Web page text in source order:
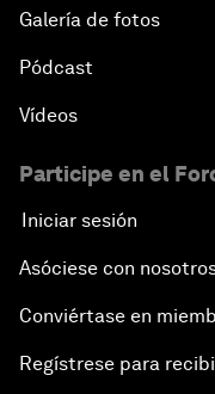
Galería de fotos
Pódcast
Vídeos
Participe en el
Iniciar sesión
Asóciese con
Conviértase en
Regístrese para